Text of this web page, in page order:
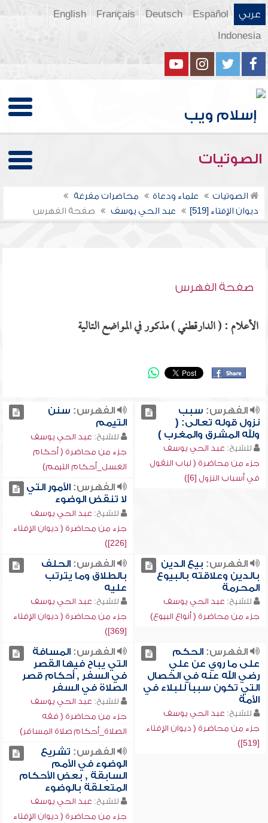
عربي Español
Deutsch
Français
English
Indonesia
الصوتيات
الصوتيات علماء ودعاة
محاضرات مفرغة
ديوان الإفتاء [519]
عبد الحي يوسف صفحة الفهرس
صفحة الفهرس
الأعلام : ( الدارقطني ) مذكور في المواضع التالية
الفهرس: سبب
نزول قوله تعالى: (
ولله المشرق والمغرب )
للشيخ: عبد الحي يوسف
جزء من محاضرة ( لباب النقول
في أسباب النزول [6])
الفهرس: سنن
التيمم
للشيخ: عبد الحي يوسف
جزء من محاضرة ( أحكام
الغسل_أحكام التيمم)
الفهرس:الأمور التي
لا تنقض الوضوء
للشيخ: عبد الحي يوسف
جزء من محاضرة ( ديوان الإفتاء
[226])
الفهرس: بيع الدين
بالدين وعلاقته بالبيوع
المحرمة
للشيخ: عبد الحي يوسف
جزء من محاضرة ( أنواع البيوع)
الفهرس:الحلف
بالطلاق وما يترتب
عليه
للشيخ: عبد الحي يوسف
جزء من محاضرة ( ديوان الإفتاء
[369])
الفهرس:الحكم
على ما روي عن علي
رضي الله عنه في الخصال
التي تكون سبباً للبلاء في
الأمة
للشيخ: عبد الحي يوسف
جزء من محاضرة ( ديوان الإفتاء
[519])
الفهرس:المسافة
التي يباح فيها القصر
في السفر , أحكام قصر
الصلاة في السفر
للشيخ: عبد الحي يوسف
جزء من محاضرة ( فقه
الصلاة_أحكام صلاة المسافر)
الفهرس: تشريع
الوضوء في الأمم
السابقة , بعض الأحكام
المتعلقة بالوضوء
للشيخ: عبد الحي يوسف
جزء من محاضرة ( ديوان الإفتاء